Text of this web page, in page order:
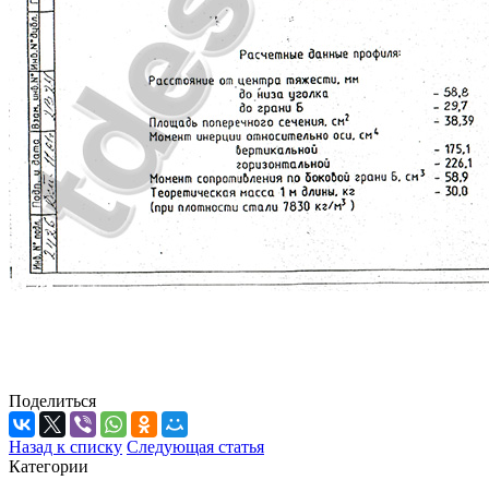
Поделиться
Назад к списку Следующая статья
Категории